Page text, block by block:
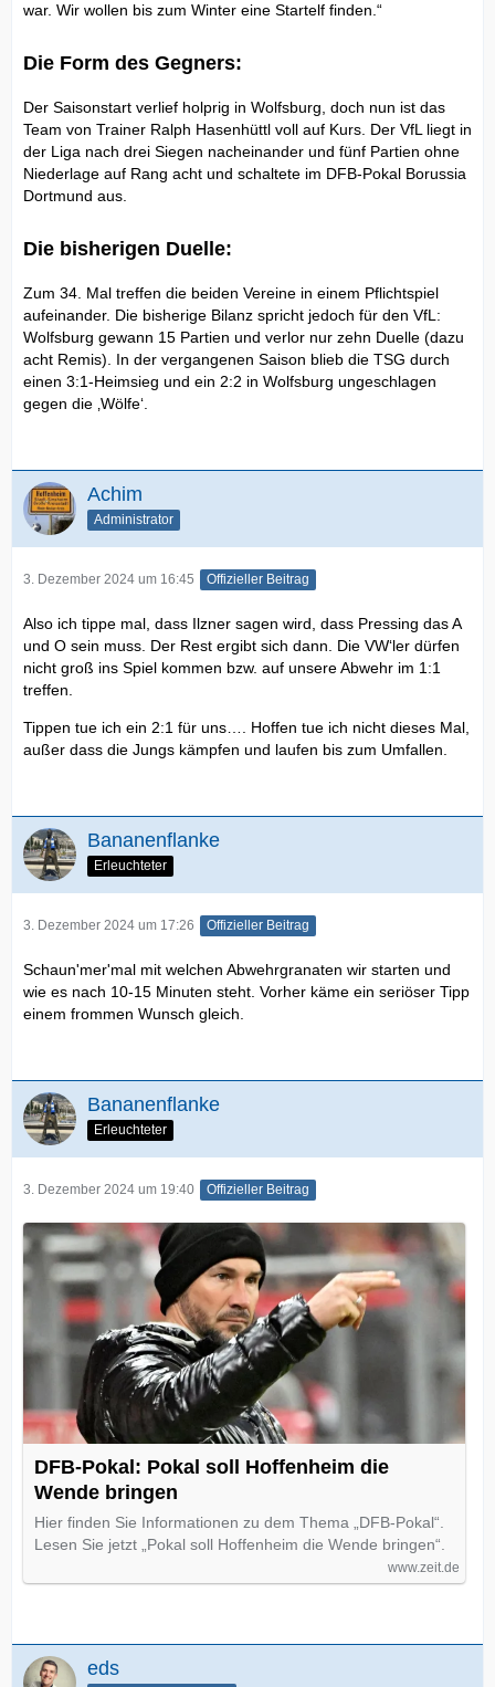
war. Wir wollen bis zum Winter eine Startelf finden.“
Die Form des Gegners:
Der Saisonstart verlief holprig in Wolfsburg, doch nun ist das
Team von Trainer Ralph Hasenhüttl voll auf Kurs. Der VfL liegt in
der Liga nach drei Siegen nacheinander und fünf Partien ohne
Niederlage auf Rang acht und schaltete im DFB-Pokal Borussia
Dortmund aus.
Die bisherigen Duelle:
Zum 34. Mal treffen die beiden Vereine in einem Pflichtspiel
aufeinander. Die bisherige Bilanz spricht jedoch für den VfL:
Wolfsburg gewann 15 Partien und verlor nur zehn Duelle (dazu
acht Remis). In der vergangenen Saison blieb die TSG durch
einen 3:1-Heimsieg und ein 2:2 in Wolfsburg ungeschlagen
gegen die ‚Wölfe‘.
Achim
Administrator
3. Dezember 2024 um 16:45 Offizieller Beitrag
Also ich tippe mal, dass Ilzner sagen wird, dass Pressing das A
und O sein muss. Der Rest ergibt sich dann. Die VW‘ler dürfen
nicht groß ins Spiel kommen bzw. auf unsere Abwehr im 1:1
treffen.
Tippen tue ich ein 2:1 für uns…. Hoffen tue ich nicht dieses Mal,
außer dass die Jungs kämpfen und laufen bis zum Umfallen.
Bananenflanke
Erleuchteter
3. Dezember 2024 um 17:26 Offizieller Beitrag
Schaun'mer'mal mit welchen Abwehrgranaten wir starten und
wie es nach 10-15 Minuten steht. Vorher käme ein seriöser Tipp
einem frommen Wunsch gleich.
Bananenflanke
Erleuchteter
3. Dezember 2024 um 19:40 Offizieller Beitrag
DFB-Pokal: Pokal soll Hoffenheim die
Wende bringen
Hier finden Sie Informationen zu dem Thema „DFB-Pokal“.
Lesen Sie jetzt „Pokal soll Hoffenheim die Wende bringen“.
www.zeit.de
eds